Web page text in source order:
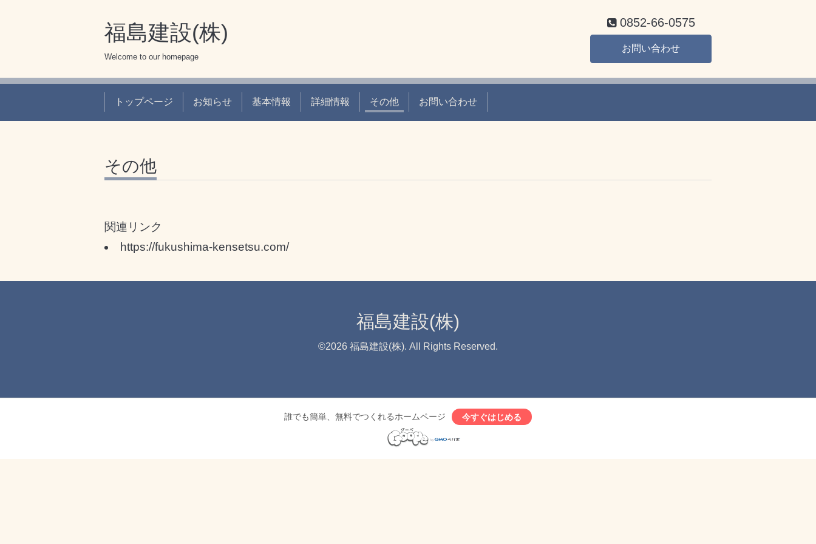
福島建設(株)
Welcome to our homepage
0852-66-0575
お問い合わせ
トップページ お知らせ 基本情報 詳細情報 その他 お問い合わせ
その他
関連リンク
https://fukushima-kensetsu.com/
福島建設(株)
©2026 福島建設(株). All Rights Reserved.
誰でも簡単、無料でつくれるホームページ 今すぐはじめる